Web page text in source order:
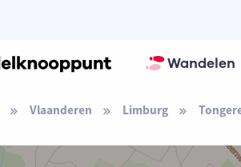
Wandelen
Vlaanderen Limburg